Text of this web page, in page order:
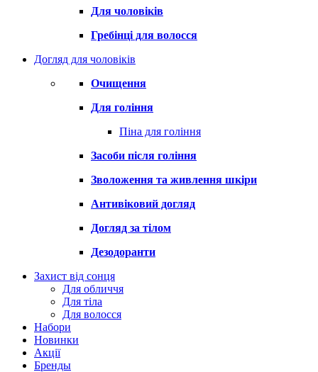
Для чоловіків
Гребінці для волосся
Догляд для чоловіків
Очищення
Для гоління
Піна для гоління
Засоби після гоління
Зволоження та живлення шкіри
Антивіковий догляд
Догляд за тілом
Дезодоранти
Захист від сонця
Для обличчя
Для тіла
Для волосся
Набори
Новинки
Акції
Бренды